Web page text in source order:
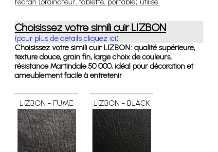
Choisissez votre simili cuir LIZBON
(pour plus de détails cliquez ici)
Choisissez votre simili cuir LIZBON : qualité supérieure,
texture douce, grain fin, large choix de couleurs,
résistance Martindale 50 000, idéal pour décoration et
ameublement facile à entretenir
LIZBON - FUME LIZBON - BLACK